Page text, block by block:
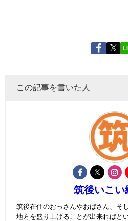
この記事を書いた人
筑後いこい
筑後在住のおっさんやおばさん、そ
地方を盛り上げることが出来ればと